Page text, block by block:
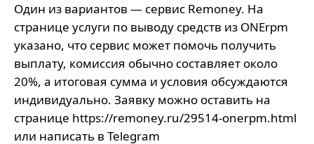
Один из вариантов — сервис Remoney. На
странице услуги по выводу средств из ONErpm
указано, что сервис может помочь получить
выплату, комиссия обычно составляет около
20%, а итоговая сумма и условия обсуждаются
индивидуально. Заявку можно оставить на
странице https://remoney.ru/29514-onerpm.html
или написать в Telegram